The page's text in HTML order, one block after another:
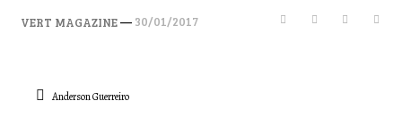
VERT MAGAZINE— 30/01/2017
Anderson Guerreiro